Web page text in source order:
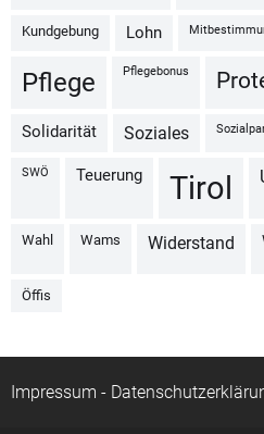
Kundgebung Lohn
Pflege Pflegebonus
Solidarität Soziales
SWÖ Teuerung Tirol
Wahl Wams Widerstand
Öffis
Impressum -